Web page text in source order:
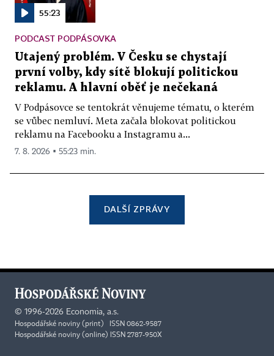
55:23
PODCAST PODPÁSOVKA
Utajený problém. V Česku se chystají
první volby, kdy sítě blokují politickou
reklamu. A hlavní oběť je nečekaná
V Podpásovce se tentokrát věnujeme tématu, o kterém
se vůbec nemluví. Meta začala blokovat politickou
reklamu na Facebooku a Instagramu a...
7. 8. 2026 ▪ 55:23 min.
DALŠÍ ZPRÁVY
© 1996-2026 Economia, a.s.
Hospodářské noviny (print) ISSN 0862-9587
Hospodářské noviny (online) ISSN 2787-950X